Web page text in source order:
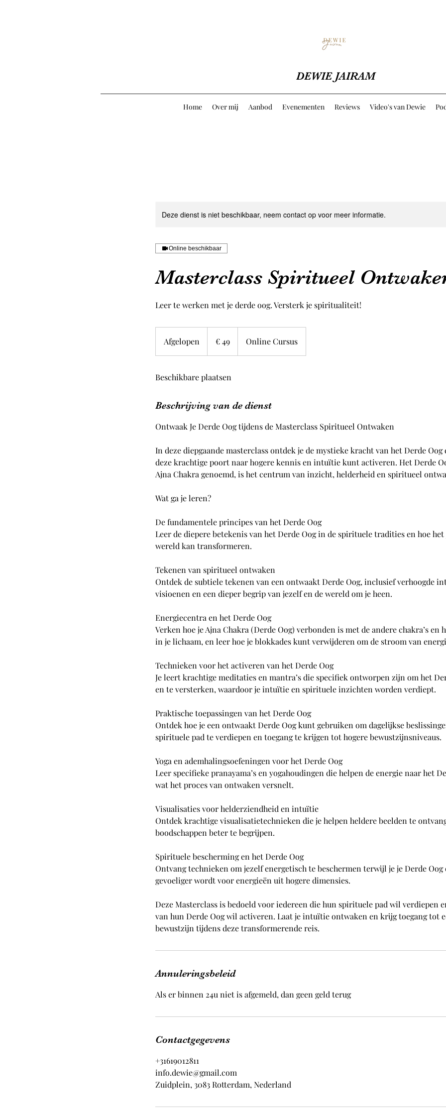
DEWIE JAIRAM
Home Over mij Aanbod Evenementen Reviews Video's van Dewie
Deze dienst is niet beschikbaar, neem contact op voor meer informatie.
Online beschikbaar
Masterclass Spiritueel
Leer te werken met je derde oog. Versterk je spiritualiteit!
Afgelopen
f
e
o
e
€ 49 Online Cursus
Beschikbare plaatsen
Beschrijving van de dienst
Ontwaak Je Derde Oog tijdens de Masterclass Spiritueel Ontwaken
In deze diepgaande masterclass ontdek je de mystieke kracht van het Derde Oog
deze krachtige poort naar hogere kennis en intuïtie kunt activeren. Het Derde
Ajna Chakra genoemd, is het centrum van inzicht, helderheid en spiritueel
Wat ga je leren?
De fundamentele principes van het Derde Oog
Leer de diepere betekenis van het Derde Oog in de spirituele tradities en hoe
wereld kan transformeren.
Tekenen van spiritueel ontwaken
Ontdek de subtiele tekenen van een ontwaakt Derde Oog, inclusief verhoogde
visioenen en een dieper begrip van jezelf en de wereld om je heen.
Energiecentra en het Derde Oog
Verken hoe je Ajna Chakra (Derde Oog) verbonden is met de andere chakra’s en
in je lichaam, en leer hoe je blokkades kunt verwijderen om de stroom van
Technieken voor het activeren van het Derde Oog
Je leert krachtige meditaties en mantra’s die specifiek ontworpen zijn om het
en te versterken, waardoor je intuïtie en spirituele inzichten worden verdiept.
Praktische toepassingen van het Derde Oog
Ontdek hoe je een ontwaakt Derde Oog kunt gebruiken om dagelijkse
spirituele pad te verdiepen en toegang te krijgen tot hogere bewustzijnsniveaus.
Yoga en ademhalingsoefeningen voor het Derde Oog
Leer specifieke pranayama’s en yogahoudingen die helpen de energie naar het
wat het proces van ontwaken versnelt.
Visualisaties voor helderziendheid en intuïtie
Ontdek krachtige visualisatietechnieken die je helpen heldere beelden te
boodschappen beter te begrijpen.
Spirituele bescherming en het Derde Oog
Ontvang technieken om jezelf energetisch te beschermen terwijl je je Derde Oog
gevoeliger wordt voor energieën uit hogere dimensies.
Deze Masterclass is bedoeld voor iedereen die hun spirituele pad wil verdiepen
van hun Derde Oog wil activeren. Laat je intuïtie ontwaken en krijg toegang tot
bewustzijn tijdens deze transformerende reis.
Annuleringsbeleid
Als er binnen 24u niet is afgemeld, dan geen geld terug
Contactgegevens
+31619012811
info.dewie@gmail.com
Zuidplein, 3083 Rotterdam, Nederland